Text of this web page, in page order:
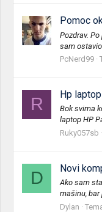
Pomoc
Pozdrav.
sam ostavio
PcNerd99
R Hp
Bok svima
laptop HP
Ruky057sb
D Novi
Ako sam
mašinu, bar
Dylan